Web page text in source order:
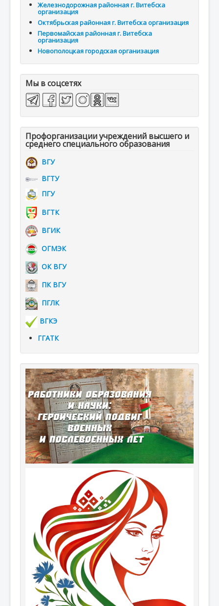
Железнодорожная районная г. Витебска
организация
Октябрьская районная г. Витебска организация
Первомайская районная г. Витебска
организация
Новополоцкая городская организация
Мы в соцсетях
Профорганизации учреждений высшего и
среднего специального образования
ВГУ
ВГТУ
ПГУ
ВГТК
ВГИК
ОГМЭК
ОК ВГУ
ПК ВГУ
ПГЛК
ВГКЭ
ГГАТК